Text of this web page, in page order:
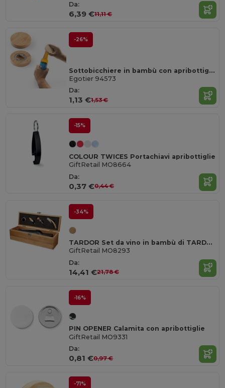
Da:
6,39 €11,11 €
-26%
Sottobicchiere in bambù con apribottiglie
Egotier 94573
Da:
1,13 €1,53 €
-15%
COLOUR TWICES Portachiavi apribottiglie
GiftRetail MO8664
Da:
0,37 €0,44 €
-34%
TARDOR Set da vino in bambù di TARDOR
GiftRetail MO8293
Da:
14,41 €21,78 €
-16%
PIN OPENER Calamita con apribottiglie
GiftRetail MO9331
Da:
0,81 €0,97 €
-71%